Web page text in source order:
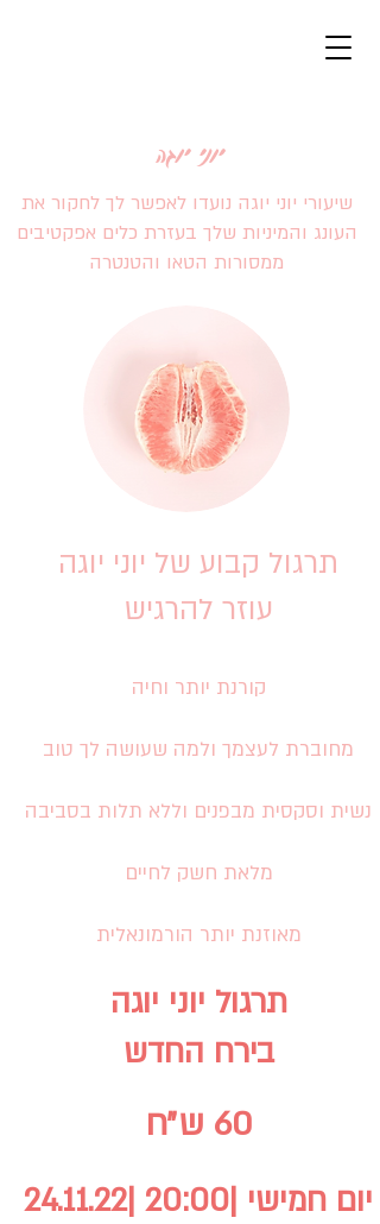
יוני יוגה
שיעורי יוני יוגה נועדו לאפשר לך לחקור את
העונג והמיניות שלך בעזרת כלים אפקטיבים
ממסורות הטאו והטנטרה
תרגול קבוע של יוני יוגה
עוזר להרגיש
קורנת יותר וחיה
מחוברת לעצמך ולמה שעושה לך טוב
נשית וסקסית מבפנים וללא תלות בסביבה
מלאת חשק לחיים
מאוזנת יותר הורמונאלית
תרגול יוני יוגה
בירח החדש
60 ש״ח
24.11.22| 20:00| יום חמישי